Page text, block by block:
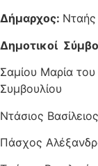
Δήμαρχος: Νταής
Δημοτικοί
Σαμίου Μαρία
Συμβουλίου
Ντάσιος
Πάσχος